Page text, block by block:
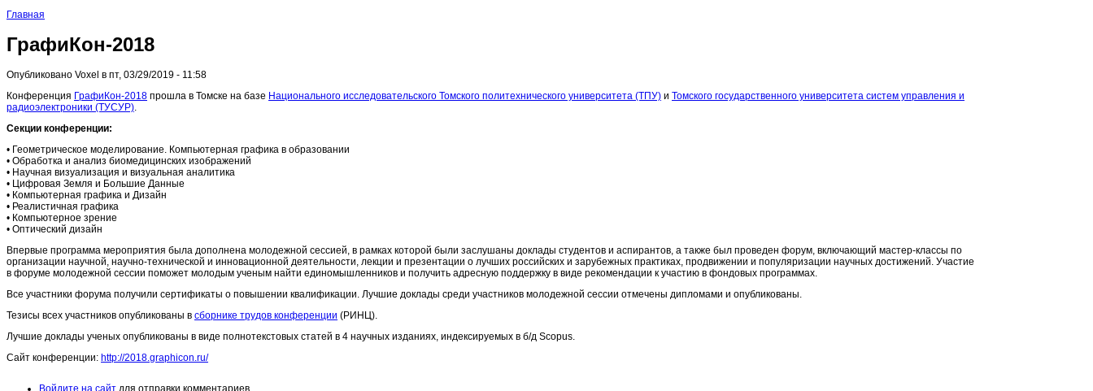
Главная
ГрафиКон-2018
Опубликовано Voxel в пт, 03/29/2019 - 11:58
Конференция ГрафиКон-2018 прошла в Томске на базе Национального исследовательского Томского политехнического университета (ТПУ) и Томского государственного университета систем управления и
радиоэлектроники (ТУСУР).
Секции конференции:
• Геометрическое моделирование. Компьютерная графика в образовании
• Обработка и анализ биомедицинских изображений
• Научная визуализация и визуальная аналитика
• Цифровая Земля и Большие Данные
• Компьютерная графика и Дизайн
• Реалистичная графика
• Компьютерное зрение
• Оптический дизайн
Впервые программа мероприятия была дополнена молодежной сессией, в рамках которой были заслушаны доклады студентов и аспирантов, а также был проведен форум, включающий мастер-классы по
организации научной, научно-технической и инновационной деятельности, лекции и презентации о лучших российских и зарубежных практиках, продвижении и популяризации научных достижений. Участие
в форуме молодежной сессии поможет молодым ученым найти единомышленников и получить адресную поддержку в виде рекомендации к участию в фондовых программах.
Все участники форума получили сертификаты о повышении квалификации. Лучшие доклады среди участников молодежной сессии отмечены дипломами и опубликованы.
Тезисы всех участников опубликованы в сборнике трудов конференции (РИНЦ).
Лучшие доклады ученых опубликованы в виде полнотекстовых статей в 4 научных изданиях, индексируемых в б/д Scopus.
Сайт конференции: http://2018.graphicon.ru/
Войдите на сайт для отправки комментариев